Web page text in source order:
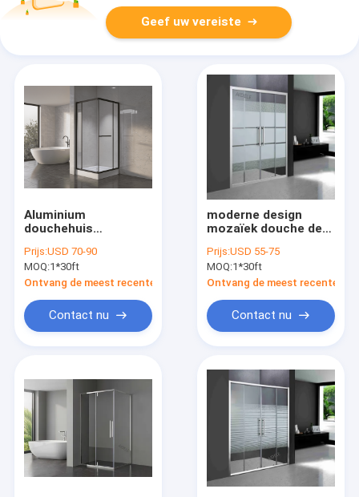
Geef uw vereiste
Aluminium
douchehuis
opvouwbare deur
Prijs:USD 70-90
MOQ:1*30ft
Ontvang de meest recente Prijs
Contact nu
moderne design
mozaïek douche deur
Prijs:USD 55-75
MOQ:1*30ft
Ontvang de meest recente
Contact nu